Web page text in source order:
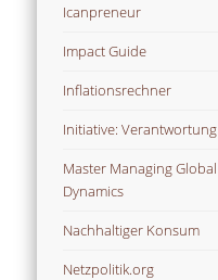
Icanpreneur
Impact Guide
Inflationsrechner
Initiative: Verantwortung
Master Managing Global
Dynamics
Nachhaltiger Konsum
Netzpolitik.org